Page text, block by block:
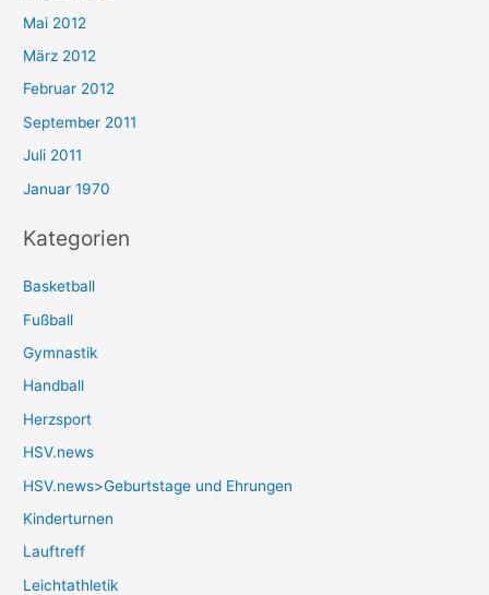
Mai 2012
März 2012
Februar 2012
September 2011
Juli 2011
Januar 1970
Kategorien
Basketball
Fußball
Gymnastik
Handball
Herzsport
HSV.news
HSV.news>Geburtstage und Ehrungen
Kinderturnen
Lauftreff
Leichtathletik